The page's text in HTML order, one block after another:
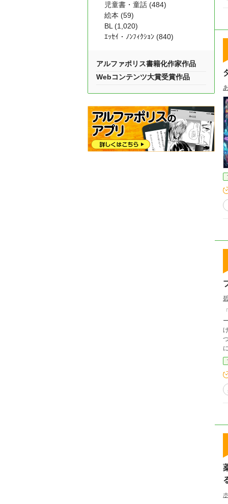
児童書・童話 (484)
絵本 (59)
BL (1,020)
ｴｯｾｲ・ﾉﾝﾌｨｸｼｮﾝ (840)
アルファポリス書籍化作家作品
Webコンテンツ大賞受賞作品